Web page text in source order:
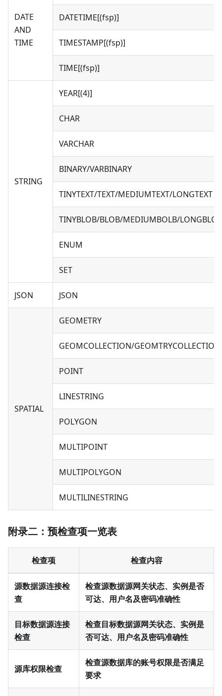
DATE
AND
TIME
DATETIME[(fsp)]
TIMESTAMP[(fsp)]
TIME[(fsp)]
STRING
YEAR[(4)]
CHAR
VARCHAR
BINARY/VARBINARY
TINYTEXT/TEXT/MEDIUMTEXT/LONGTEXT
TINYBLOB/BLOB/MEDIUMBOLB/LONGBLOB
ENUM
SET
JSON JSON
SPATIAL
GEOMETRY
GEOMCOLLECTION/GEOMTRYCOLLECTION
POINT
LINESTRING
POLYGON
MULTIPOINT
MULTIPOLYGON
MULTILINESTRING
附录二：预检查项一览表
检查项 检查内容
源数据源连接检
查
检查源数据源网关状态、实例是否
可达、用户名及密码准确性
目标数据源连接
检查
检查目标数据源网关状态、实例是
否可达、用户名及密码准确性
源库权限检查
检查源数据库的账号权限是否满足
要求